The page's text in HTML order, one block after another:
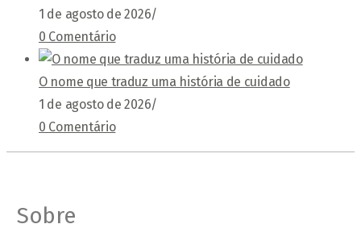
1 de agosto de 2026/
0 Comentário
O nome que traduz uma história de cuidado
1 de agosto de 2026/
0 Comentário
Sobre